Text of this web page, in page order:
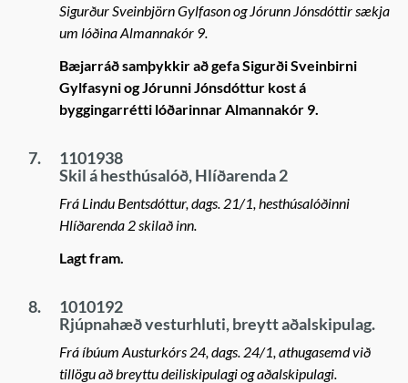
Sigurður Sveinbjörn Gylfason og Jórunn Jónsdóttir sækja
um lóðina Almannakór 9.
Bæjarráð samþykkir að gefa Sigurði Sveinbirni
Gylfasyni og Jórunni Jónsdóttur kost á
byggingarrétti lóðarinnar Almannakór 9.
7.
1101938
Skil á hesthúsalóð, Hlíðarenda 2
Frá Lindu Bentsdóttur, dags. 21/1, hesthúsalóðinni
Hlíðarenda 2 skilað inn.
Lagt fram.
8.
1010192
Rjúpnahæð vesturhluti, breytt aðalskipulag.
Frá íbúum Austurkórs 24, dags. 24/1, athugasemd við
tillögu að breyttu deiliskipulagi og aðalskipulagi.